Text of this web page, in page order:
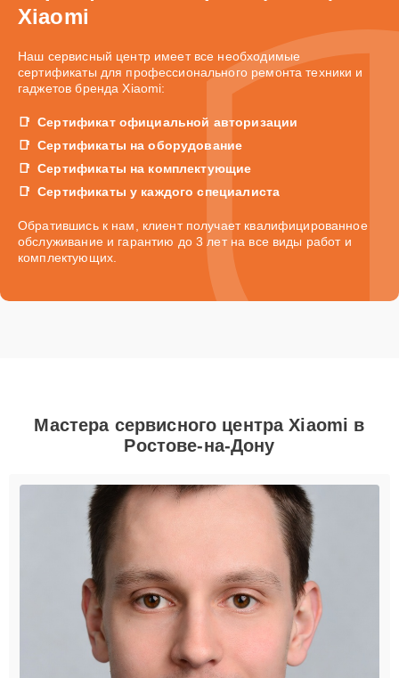
Xiaomi
Наш сервисный центр имеет все необходимые
сертификаты для профессионального ремонта техники и
гаджетов бренда Xiaomi:
Сертификат официальной авторизации
Сертификаты на оборудование
Сертификаты на комплектующие
Сертификаты у каждого специалиста
Обратившись к нам, клиент получает квалифицированное
обслуживание и гарантию до 3 лет на все виды работ и
комплектующих.
Мастера сервисного центра Xiaomi в
Ростове-на-Дону